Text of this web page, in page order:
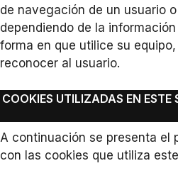
de navegación de un usuario
dependiendo de la
forma en que utilice su
reconocer al usuario.
COOKIES UTILIZADAS EN ESTE
A continuación se presenta el
con las cookies que utiliza